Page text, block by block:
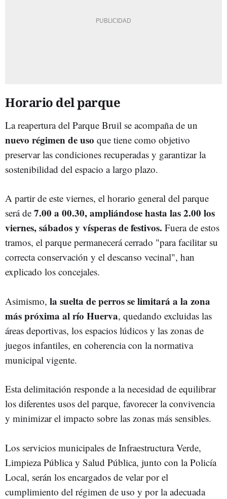
Horario del parque
La reapertura del Parque Bruil se acompaña de un
nuevo régimen de uso que tiene como objetivo
preservar las condiciones recuperadas y garantizar la
sostenibilidad del espacio a largo plazo.
A partir de este viernes, el horario general del parque
será de 7.00 a 00.30, ampliándose hasta las 2.00 los
viernes, sábados y vísperas de festivos. Fuera de estos
tramos, el parque permanecerá cerrado "para facilitar su
correcta conservación y el descanso vecinal", han
explicado los concejales.
Asimismo, la suelta de perros se limitará a la zona
más próxima al río Huerva, quedando excluidas las
áreas deportivas, los espacios lúdicos y las zonas de
juegos infantiles, en coherencia con la normativa
municipal vigente.
Esta delimitación responde a la necesidad de equilibrar
los diferentes usos del parque, favorecer la convivencia
y minimizar el impacto sobre las zonas más sensibles.
Los servicios municipales de Infraestructura Verde,
Limpieza Pública y Salud Pública, junto con la Policía
Local, serán los encargados de velar por el
cumplimiento del régimen de uso y por la adecuada